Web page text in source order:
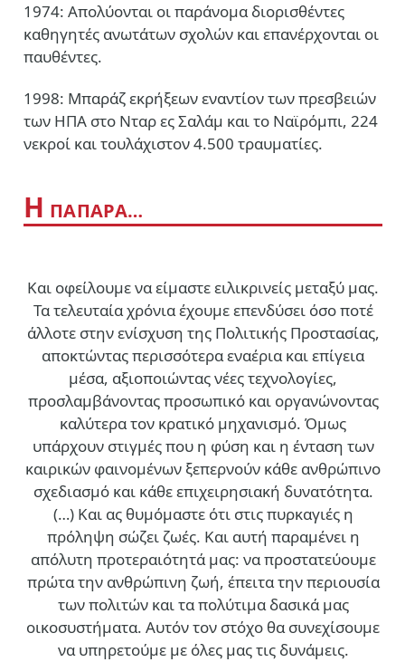
1974: Απολύονται οι παράνομα διορισθέντες
καθηγητές ανωτάτων σχολών και επανέρχονται οι
παυθέντες.
1998: Μπαράζ εκρήξεων εναντίον των πρεσβειών
των ΗΠΑ στο Νταρ ες Σαλάμ και το Ναϊρόμπι, 224
νεκροί και τουλάχιστον 4.500 τραυματίες.
Η ΠΑΠΑΡΑ…
Και οφείλουμε να είμαστε ειλικρινείς μεταξύ μας.
Τα τελευταία χρόνια έχουμε επενδύσει όσο ποτέ
άλλοτε στην ενίσχυση της Πολιτικής Προστασίας,
αποκτώντας περισσότερα εναέρια και επίγεια
μέσα, αξιοποιώντας νέες τεχνολογίες,
προσλαμβάνοντας προσωπικό και οργανώνοντας
καλύτερα τον κρατικό μηχανισμό. Όμως
υπάρχουν στιγμές που η φύση και η ένταση των
καιρικών φαινομένων ξεπερνούν κάθε ανθρώπινο
σχεδιασμό και κάθε επιχειρησιακή δυνατότητα.
(…) Και ας θυμόμαστε ότι στις πυρκαγιές η
πρόληψη σώζει ζωές. Και αυτή παραμένει η
απόλυτη προτεραιότητά μας: να προστατεύουμε
πρώτα την ανθρώπινη ζωή, έπειτα την περιουσία
των πολιτών και τα πολύτιμα δασικά μας
οικοσυστήματα. Αυτόν τον στόχο θα συνεχίσουμε
να υπηρετούμε με όλες μας τις δυνάμεις.